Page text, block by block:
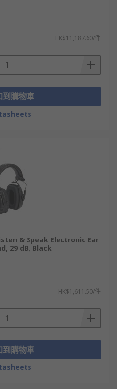
HK$11,187.60/件
到購物車
& Speak Electronic Ear
29 dB, Black
HK$1,611.50/件
到購物車